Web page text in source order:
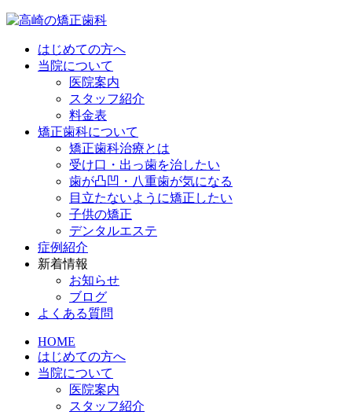
はじめての方へ
当院について
医院案内
スタッフ紹介
料金表
矯正歯科について
矯正歯科治療とは
受け口・出っ歯を治したい
歯が凸凹・八重歯が気になる
目立たないように矯正したい
子供の矯正
デンタルエステ
症例紹介
新着情報
お知らせ
ブログ
よくある質問
HOME
はじめての方へ
当院について
医院案内
スタッフ紹介